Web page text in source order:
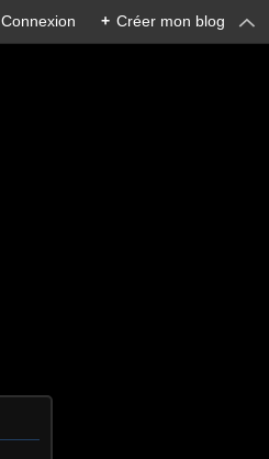
Connexion + Créer mon blog